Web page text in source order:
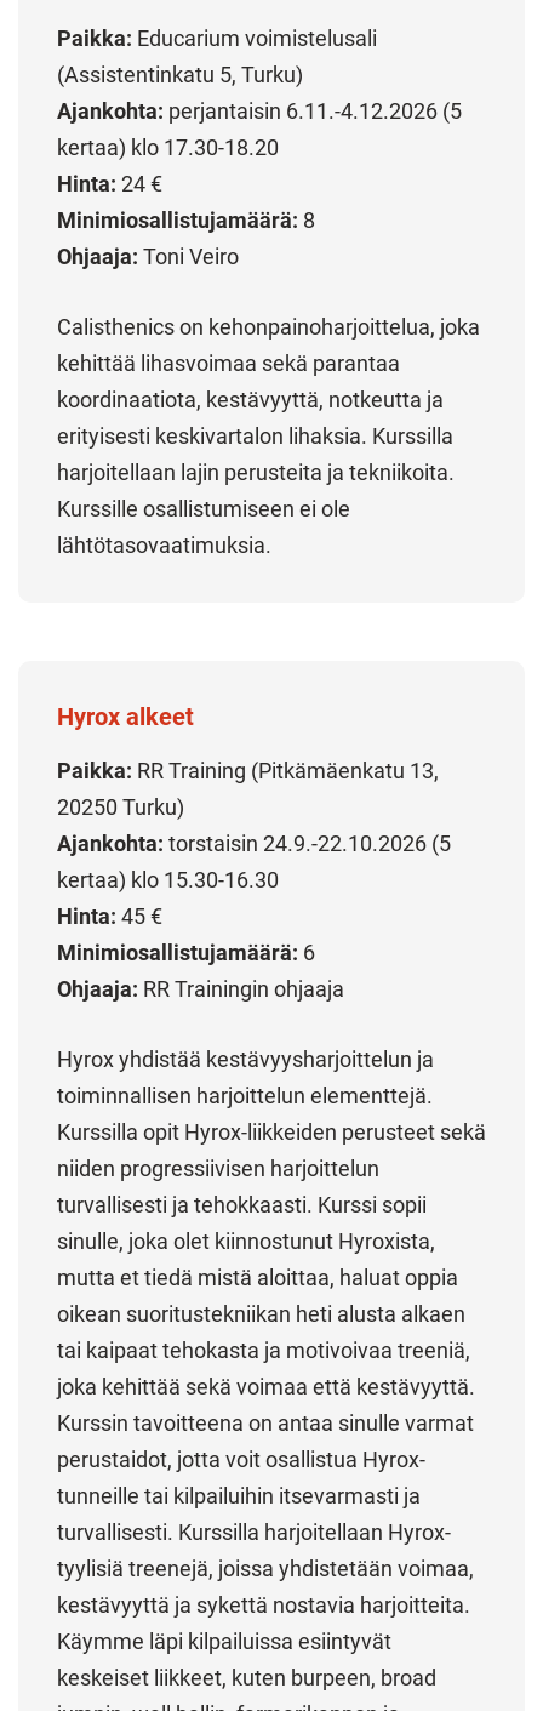
Paikka: Educarium voimistelusali
(Assistentinkatu 5, Turku)
Ajankohta: perjantaisin 6.11.-4.12.2026 (5
kertaa) klo 17.30-18.20
Hinta: 24 €
Minimiosallistujamäärä: 8
Ohjaaja: Toni Veiro
Calisthenics on kehonpainoharjoittelua, joka
kehittää lihasvoimaa sekä parantaa
koordinaatiota, kestävyyttä, notkeutta ja
erityisesti keskivartalon lihaksia. Kurssilla
harjoitellaan lajin perusteita ja tekniikoita.
Kurssille osallistumiseen ei ole
lähtötasovaatimuksia.
Hyrox alkeet
Paikka: RR Training (Pitkämäenkatu 13,
20250 Turku)
Ajankohta: torstaisin 24.9.-22.10.2026 (5
kertaa) klo 15.30-16.30
Hinta: 45 €
Minimiosallistujamäärä: 6
Ohjaaja: RR Trainingin ohjaaja
Hyrox yhdistää kestävyysharjoittelun ja
toiminnallisen harjoittelun elementtejä.
Kurssilla opit Hyrox-liikkeiden perusteet sekä
niiden progressiivisen harjoittelun
turvallisesti ja tehokkaasti. Kurssi sopii
sinulle, joka olet kiinnostunut Hyroxista,
mutta et tiedä mistä aloittaa, haluat oppia
oikean suoritustekniikan heti alusta alkaen
tai kaipaat tehokasta ja motivoivaa treeniä,
joka kehittää sekä voimaa että kestävyyttä.
Kurssin tavoitteena on antaa sinulle varmat
perustaidot, jotta voit osallistua Hyrox-
tunneille tai kilpailuihin itsevarmasti ja
turvallisesti. Kurssilla harjoitellaan Hyrox-
tyylisiä treenejä, joissa yhdistetään voimaa,
kestävyyttä ja sykettä nostavia harjoitteita.
Käymme läpi kilpailuissa esiintyvät
keskeiset liikkeet, kuten burpeen, broad